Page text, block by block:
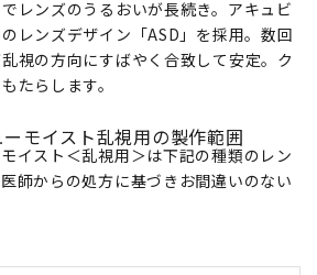
レンズのうるおいが長続き。アキュビ
レンズデザイン「ASD」を採用。数回
視の方向にすばやく合致して安定。ク
たらします。
モイスト乱視用の製作範囲
イスト＜乱視用＞は下記の種類のレン
師からの処方に基づきお間違いのない